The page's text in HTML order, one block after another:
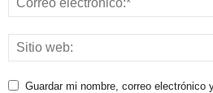
Guardar mi nombre, correo electrónico